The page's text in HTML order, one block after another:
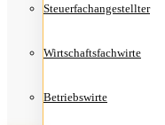
Steu­er­fach­an­ge­stell­ter
Wirt­schafts­fach­wir­te
Betriebs­wir­te